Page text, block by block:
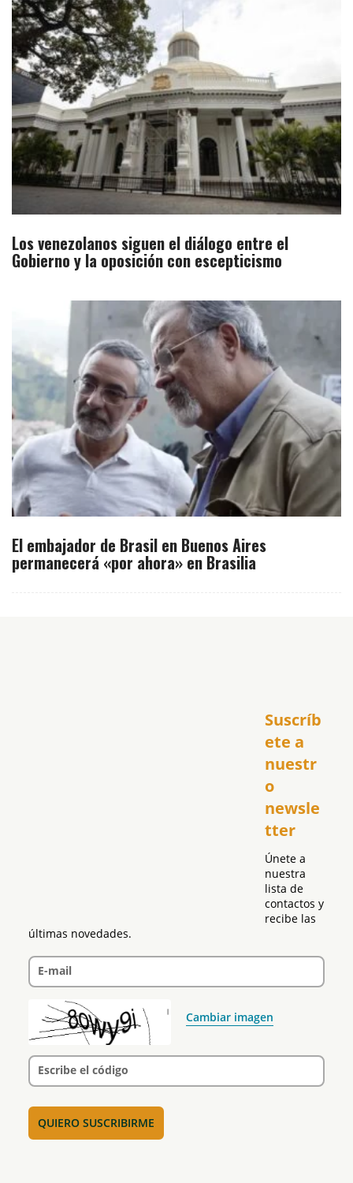
Los venezolanos siguen el diálogo entre el
Gobierno y la oposición con escepticismo
El embajador de Brasil en Buenos Aires
permanecerá «por ahora» en Brasilia
Suscríb
ete a
nuestr
o
newsle
tter
Únete a
nuestra
lista de
contactos y
recibe las
últimas novedades.
E-mail
Cambiar imagen
Escribe el código